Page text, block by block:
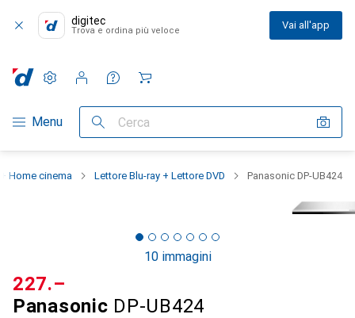
digitec
Trova e ordina più veloce Vai all'app
Categoria Navigazione
Menu Cerca
Impostazioni
Conto cliente
Liste di confronto
Liste dei desideri
Carrello
Home cinema Lettore Blu-ray + Lettore DVD Panasonic DP-UB424
10 immagini
Panasonic DP-UB424
CHF
227.–